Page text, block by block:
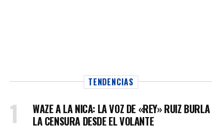
TENDENCIAS
WAZE A LA NICA: LA VOZ DE «REY» RUIZ BURLA
LA CENSURA DESDE EL VOLANTE